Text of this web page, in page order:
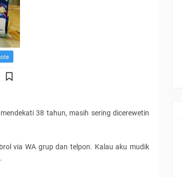
38 tahun, masih sering dicerewetin
via WA grup dan telpon. Kalau aku mudik